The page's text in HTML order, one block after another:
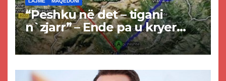
“Peshku në det – tigani
n`zjarr” – Ende pa u kryer
projekti i tunelit, komuna e
Tetovës nis punimet për